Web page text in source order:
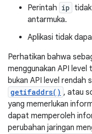
Perintah ip
antarmuka.
Aplikasi tidak
Perhatikan bahwa
menggunakan API level
bukan API level rendah
getifaddrs() , atau
yang memerlukan
dapat memperoleh
perubahan jaringan